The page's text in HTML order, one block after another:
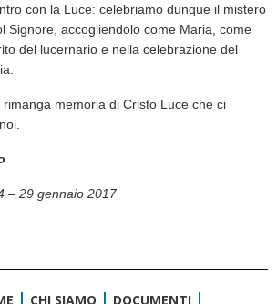
con la Luce: celebriamo dunque il mistero
Signore, accogliendolo come Maria, come
del lucernario e nella celebrazione del
memoria di Cristo Luce che ci
– 29 gennaio 2017
CHI SIAMO DOCUMENTI